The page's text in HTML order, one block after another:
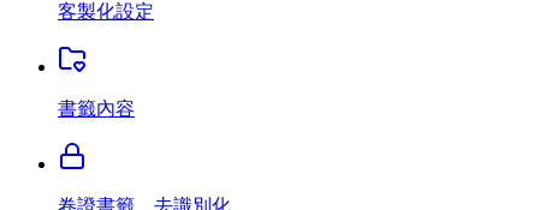
客製化設定
書籤內容
卷證書籤、去識別化